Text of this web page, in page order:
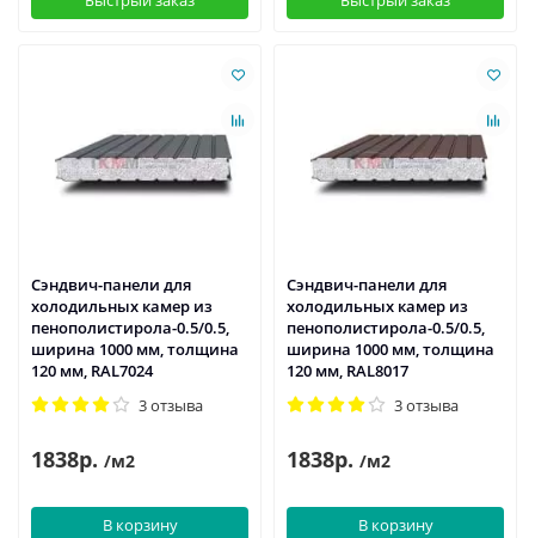
Сэндвич-панели для
холодильных камер из
пенополистирола-0.5/0.5,
ширина 1000 мм, толщина
120 мм, RAL7024
3 отзыва
1838р. /м2
В корзину
Сэндвич-панели для
холодильных камер из
пенополистирола-0.5/0.5,
ширина 1000 мм, толщина
120 мм, RAL8017
3 отзыва
1838р. /м2
В корзину